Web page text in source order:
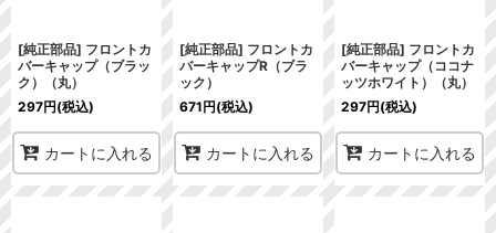
[純正部品] フロントカ
バーキャップ（ブラッ
ク）（丸）
297円(税込)
カートに入れる
[純正部品] フロントカ
バーキャップR（ブラ
ック）
671円(税込)
カートに入れる
[純正部品] フロントカ
バーキャップ（ココナ
ッツホワイト）（丸）
297円(税込)
カートに入れる